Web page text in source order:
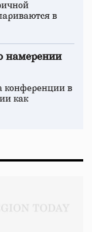
в
намерении
конференции в
как